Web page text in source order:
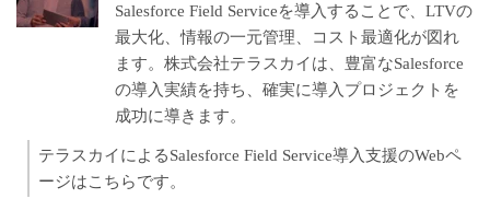
Salesforce Field Serviceを導入することで、LTVの
最大化、情報の一元管理、コスト最適化が図れ
ます。株式会社テラスカイは、豊富なSalesforce
の導入実績を持ち、確実に導入プロジェクトを
成功に導きます。
テラスカイによるSalesforce Field Service導入支援のWebペ
ージはこちらです。